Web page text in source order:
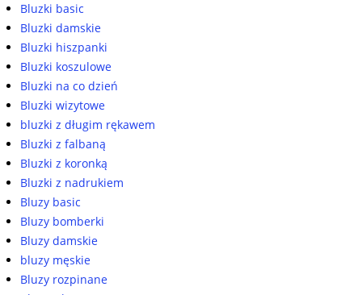
Bluzki basic
Bluzki damskie
Bluzki hiszpanki
Bluzki koszulowe
Bluzki na co dzień
Bluzki wizytowe
bluzki z długim rękawem
Bluzki z falbaną
Bluzki z koronką
Bluzki z nadrukiem
Bluzy basic
Bluzy bomberki
Bluzy damskie
bluzy męskie
Bluzy rozpinane